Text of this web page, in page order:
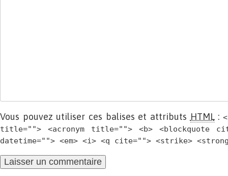
Vous pouvez utiliser ces balises et attributs HTML:
title=""> <acronym title=""> <b> <blockquote
datetime=""> <em> <i> <q cite=""> <strike>